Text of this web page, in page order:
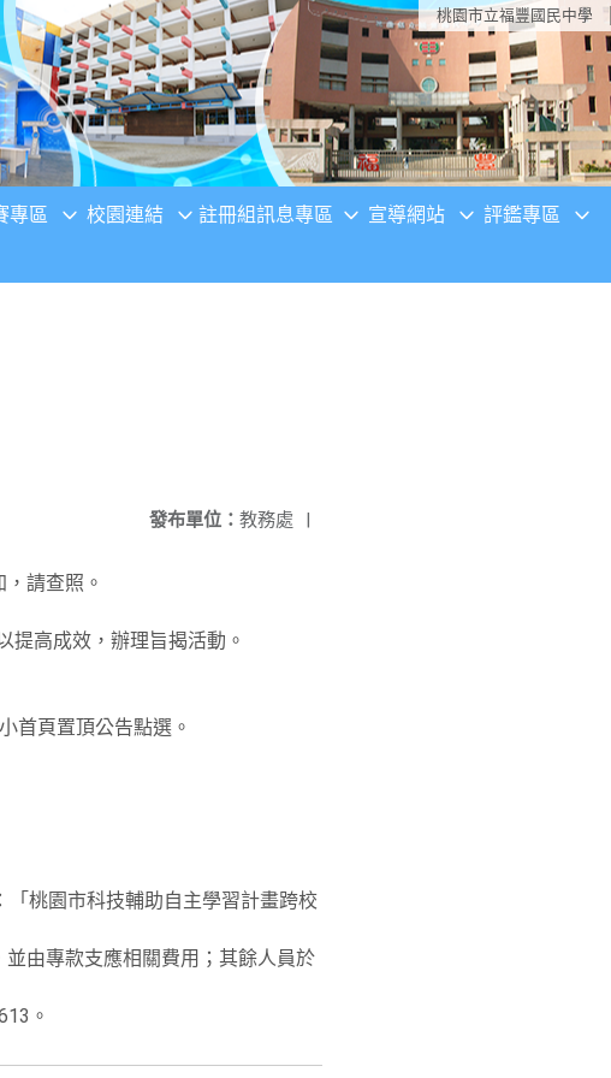
桃園市立福豐國民中學
專區 校園連結 註冊組訊息專區 宣導網站 評鑑專區
發布單位： 教務處 |
請查照。
提高成效，辦理旨揭活動。
首頁置頂公告點選。
桃園市科技輔助自主學習計畫跨校
由專款支應相關費用；其餘人員於
。